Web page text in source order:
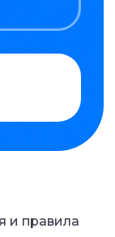
и правила